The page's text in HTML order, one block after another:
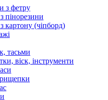
з фетру
пінорезини
картону (чіпборд)
тасьми
віск, інструменти